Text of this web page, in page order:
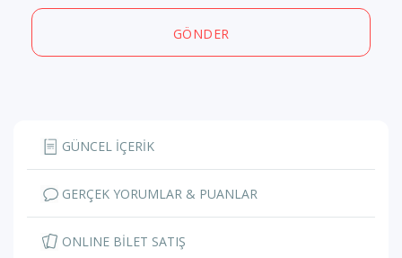
GÖNDER
GÜNCEL İÇERİK
GERÇEK YORUMLAR & PUANLAR
ONLINE BİLET SATIŞ